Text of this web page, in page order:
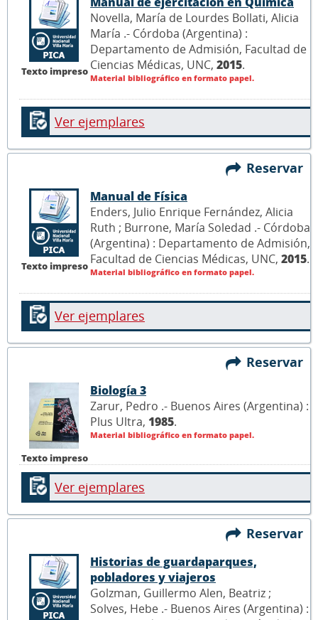
Texto impreso
Novella, María de Lourdes Bollati, Alicia
María .- Córdoba (Argentina) :
Departamento de Admisión, Facultad de
Ciencias Médicas, UNC, 2015.
Material bibliográfico en formato papel.
Ver ejemplares
Reservar
Texto impreso
Manual de Física
Enders, Julio Enrique Fernández, Alicia
Ruth ; Burrone, María Soledad .- Córdoba
(Argentina) : Departamento de Admisión,
Facultad de Ciencias Médicas, UNC, 2015.
Material bibliográfico en formato papel.
Ver ejemplares
Reservar
Texto impreso
Biología 3
Zarur, Pedro .- Buenos Aires (Argentina) :
Plus Ultra, 1985.
Material bibliográfico en formato papel.
Ver ejemplares
Reservar
Historias de guardaparques,
pobladores y viajeros
Golzman, Guillermo Alen, Beatriz ;
Solves, Hebe .- Buenos Aires (Argentina) :